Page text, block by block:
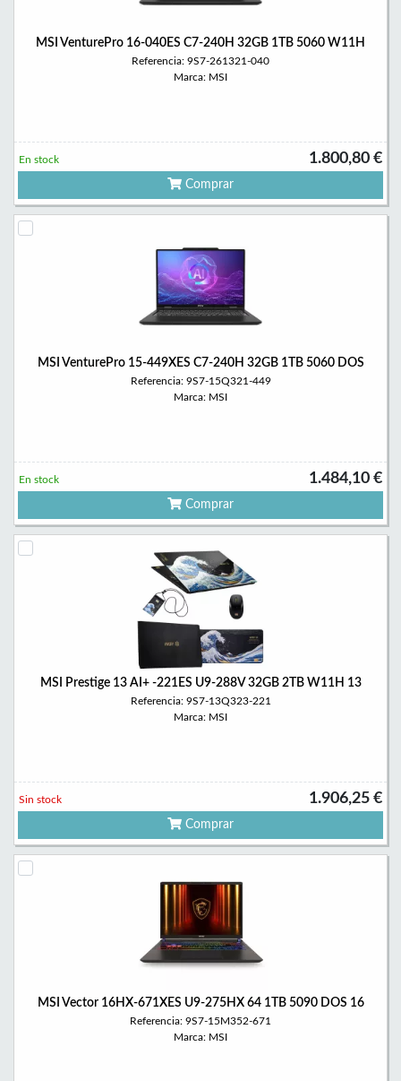
MSI VenturePro 16-040ES C7-240H 32GB 1TB 5060 W11H
Referencia: 9S7-261321-040
Marca: MSI
1.800,80 €
En stock
Comprar
MSI VenturePro 15-449XES C7-240H 32GB 1TB 5060 DOS
Referencia: 9S7-15Q321-449
Marca: MSI
1.484,10 €
En stock
Comprar
MSI Prestige 13 AI+ -221ES U9-288V 32GB 2TB W11H 13
Referencia: 9S7-13Q323-221
Marca: MSI
1.906,25 €
Sin stock
Comprar
MSI Vector 16HX-671XES U9-275HX 64 1TB 5090 DOS 16
Referencia: 9S7-15M352-671
Marca: MSI